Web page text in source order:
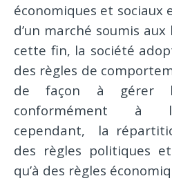
économiques et sociaux
d’un marché soumis
cette fin, la société
des règles de
de façon à gérer
conformément à
cependant, la
des règles politiques
qu’à des règles